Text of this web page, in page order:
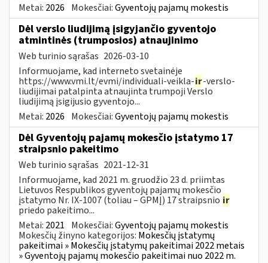
Metai: 2026 Mokesčiai:Gyventojų pajamų mokestis
Dėl verslo liudijimą įsigyjančio gyventojo
atmintinės (trumposios) atnaujinimo
Web turinio sąrašas 2026-03-10
Informuojame, kad interneto svetainėje
https://www.vmi.lt/evmi/individuali-veikla-ir-verslo-
liudijimai patalpinta atnaujinta trumpoji Verslo
liudijimą įsigijusio gyventojo...
Metai: 2026 Mokesčiai:Gyventojų pajamų mokestis
Dėl Gyventojų pajamų mokesčio įstatymo 17
straipsnio pakeitimo
Web turinio sąrašas 2021-12-31
Informuojame, kad 2021 m. gruodžio 23 d. priimtas
Lietuvos Respublikos gyventojų pajamų mokesčio
įstatymo Nr. IX-1007 (toliau – GPMĮ) 17 straipsnio ir
priedo pakeitimo...
Metai: 2021 Mokesčiai:Gyventojų pajamų mokestis
Mokesčių žinyno kategorijos: Mokesčių įstatymų
pakeitimai » Mokesčių įstatymų pakeitimai 2022 metais
» Gyventojų pajamų mokesčio pakeitimai nuo 2022 m.